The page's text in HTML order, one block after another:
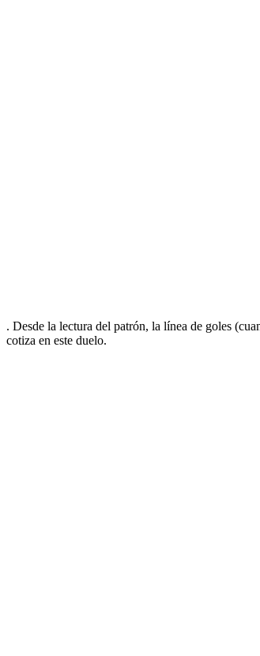
. Desde la lectura del patrón, la línea de goles
cotiza en este duelo.